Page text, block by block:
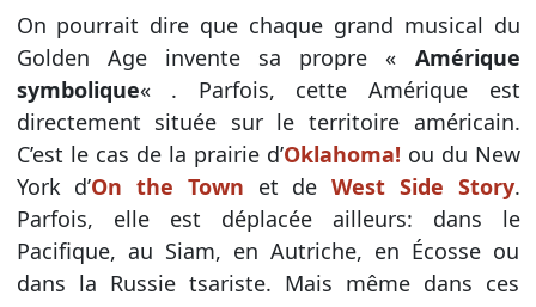
On pourrait dire que chaque grand musical du
Golden Age invente sa propre « Amérique
symbolique« . Parfois, cette Amérique est
directement située sur le territoire américain.
C’est le cas de la prairie d’Oklahoma! ou du New
York d’On the Town et de West Side Story.
Parfois, elle est déplacée ailleurs: dans le
Pacifique, au Siam, en Autriche, en Écosse ou
dans la Russie tsariste. Mais même dans ces